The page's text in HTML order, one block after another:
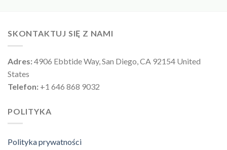
SKONTAKTUJ SIĘ Z NAMI
Adres:4906 Ebbtide Way, San Diego, CA 92154 United
States
Telefon: +1 646 868 9032
POLITYKA
Polityka prywatności